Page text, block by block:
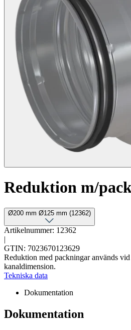
Reduktion m/
Ø200 mm Ø125 mm (12362)
Artikelnummer: 12362
|
GTIN: 7023670123629
Reduktion med packningar används
kanaldimension.
Tekniska data
Dokumentation
Dokumentation